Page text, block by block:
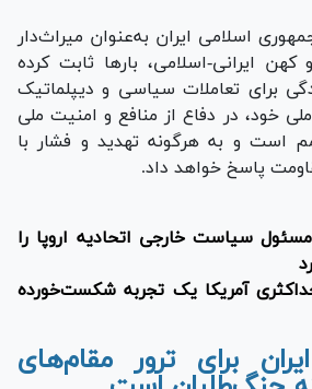
اسلامی ایران به‌عنوان میراث‌دار
ایرانی-اسلامی، بار‌ها ثابت کرده
برای تعاملات سیاسی و دیپلماتیک
خود، در دفاع از منافع و امنیت ملی
است و به هرگونه تهدید و فشار با
پاسخ خواهد داد.
سیاست خارجی اتحادیه اروپا را
آمریکا یک تجربه شکست‌خورده
برای ترور مقام‌های